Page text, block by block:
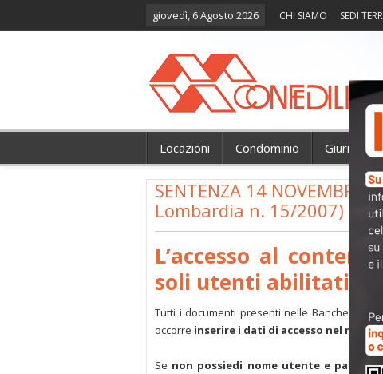
giovedì, 6 Agosto 2026 CHI SIAMO SEDI
Locazioni Condominio
SENTENZA 14 NOVEMBRE
Lombardia n. 15/2007)
L’accesso al
soli utenti abilitati.
Tutti i documenti presenti nelle Banche dati
occorre inserire i dati di accesso nel
Se non possiedi nome utente e